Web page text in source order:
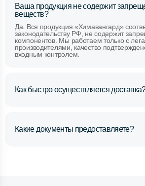
Ваша продукция не содержит
веществ?
Да. Вся продукция «Химавангард»
законодательству РФ, не содержит
компонентов. Мы работаем только с
производителями, качество
входным контролем.
Как быстро осуществляется
Какие документы предоставляете?